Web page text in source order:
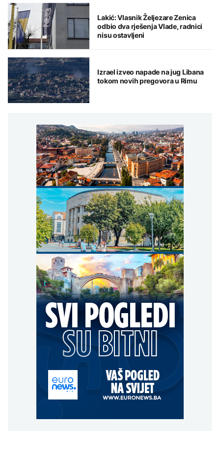
Lakić: Vlasnik Željezare Zenica
odbio dva rješenja Vlade, radnici
nisu ostavljeni
Izrael izveo napade na jug Libana
tokom novih pregovora u Rimu